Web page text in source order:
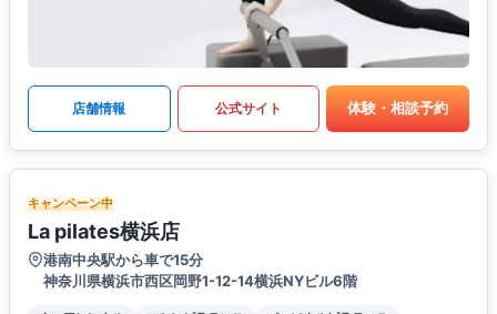
店舗情報 公式サイト 体験・相談予約
キャンペーン中
La pilates横浜店
港南中央駅から車で15分
神奈川県横浜市西区岡野1-12-14横浜NYビル6階